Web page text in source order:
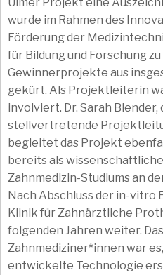
wurde im Rahmen des
Förderung der
für Bildung und Forschung
Gewinnerprojekte aus
gekürt. Als Projektleiterin
involviert. Dr. Sarah Blender,
stellvertretende
begleitet das Projekt
bereits als
Zahnmedizin-Studiums an
Nach Abschluss der in-vitro
Klinik für Zahnärztliche
folgenden Jahren weiter.
Zahnmediziner*innen war
entwickelte Technologie